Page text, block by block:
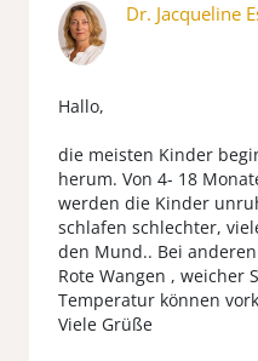
Dr. Jacqueline
Hallo,
die meisten Kinder
herum. Von 4- 18
werden die Kinder
schlafen schlechter,
den Mund.. Bei
Rote Wangen ,
Temperatur können
Viele Grüße